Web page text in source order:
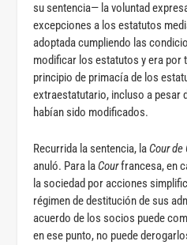
su sentencia— la voluntad
excepciones a los estatutos
adoptada cumpliendo las
modificar los estatutos y era por
principio de primacía de los
extraestatutario, incluso a pesar
habían sido modificados.
Recurrida la sentencia, laCour
anuló. Para laCourfrancesa, en
la sociedad por acciones
régimen de destitución de sus
acuerdo de los socios puede
en ese punto, no puede